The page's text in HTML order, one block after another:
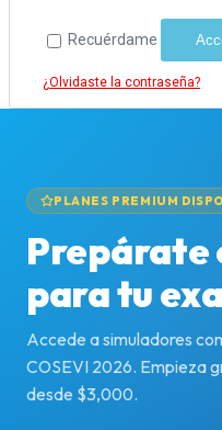
Recuérdame
¿Olvidaste la contraseña?
PLANES PREMIUM
Prepárate
para tu
Accede a simuladores
COSEVI 2026. Empieza
desde $3,000.